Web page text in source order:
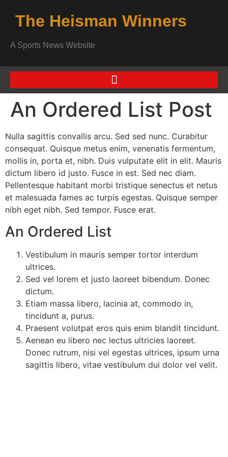
The Heisman Winners
A Sports News Website
An Ordered List Post
Nulla sagittis convallis arcu. Sed sed nunc. Curabitur
consequat. Quisque metus enim, venenatis fermentum,
mollis in, porta et, nibh. Duis vulputate elit in elit. Mauris
dictum libero id justo. Fusce in est. Sed nec diam.
Pellentesque habitant morbi tristique senectus et netus
et malesuada fames ac turpis egestas. Quisque semper
nibh eget nibh. Sed tempor. Fusce erat.
An Ordered List
Vestibulum in mauris semper tortor interdum
ultrices.
Sed vel lorem et justo laoreet bibendum. Donec
dictum.
Etiam massa libero, lacinia at, commodo in,
tincidunt a, purus.
Praesent volutpat eros quis enim blandit tincidunt.
Aenean eu libero nec lectus ultricies laoreet.
Donec rutrum, nisi vel egestas ultrices, ipsum urna
sagittis libero, vitae vestibulum dui dolor vel velit.